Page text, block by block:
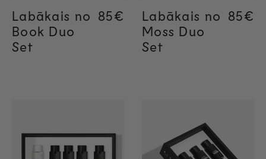
Labākais no
Book Duo
Set
Regular price
85€
Labākais no
Moss Duo
Set
85€
85€